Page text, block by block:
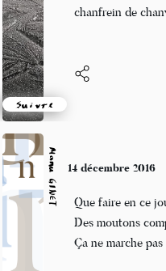
Suivre
chanfrein de
Manu GINET 14 décembre 2016
Que faire en ce
Des moutons
Ça ne marche pas